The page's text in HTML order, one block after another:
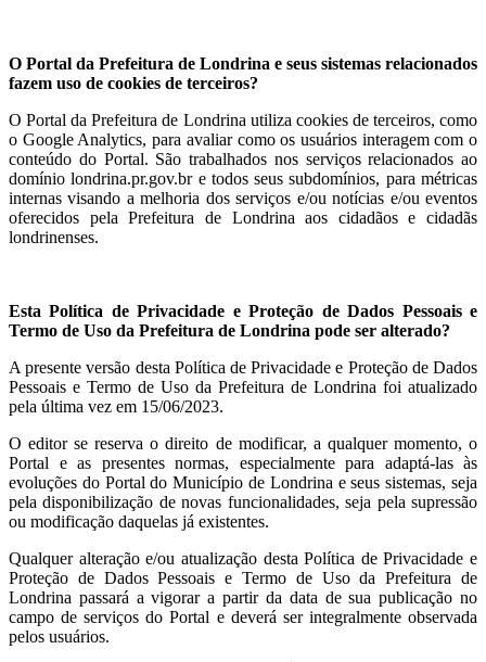
O Portal da Prefeitura de Londrina e seus sistemas relacionados
fazem uso de cookies de terceiros?
O Portal da Prefeitura de Londrina utiliza cookies de terceiros, como
o Google Analytics, para avaliar como os usuários interagem com o
conteúdo do Portal. São trabalhados nos serviços relacionados ao
domínio londrina.pr.gov.br e todos seus subdomínios, para métricas
internas visando a melhoria dos serviços e/ou notícias e/ou eventos
oferecidos pela Prefeitura de Londrina aos cidadãos e cidadãs
londrinenses.
Esta Política de Privacidade e Proteção de Dados Pessoais e
Termo de Uso da Prefeitura de Londrina pode ser alterado?
A presente versão desta Política de Privacidade e Proteção de Dados
Pessoais e Termo de Uso da Prefeitura de Londrina foi atualizado
pela última vez em 15/06/2023.
O editor se reserva o direito de modificar, a qualquer momento, o
Portal e as presentes normas, especialmente para adaptá-las às
evoluções do Portal do Município de Londrina e seus sistemas, seja
pela disponibilização de novas funcionalidades, seja pela supressão
ou modificação daquelas já existentes.
Qualquer alteração e/ou atualização desta Política de Privacidade e
Proteção de Dados Pessoais e Termo de Uso da Prefeitura de
Londrina passará a vigorar a partir da data de sua publicação no
campo de serviços do Portal e deverá ser integralmente observada
pelos usuários.